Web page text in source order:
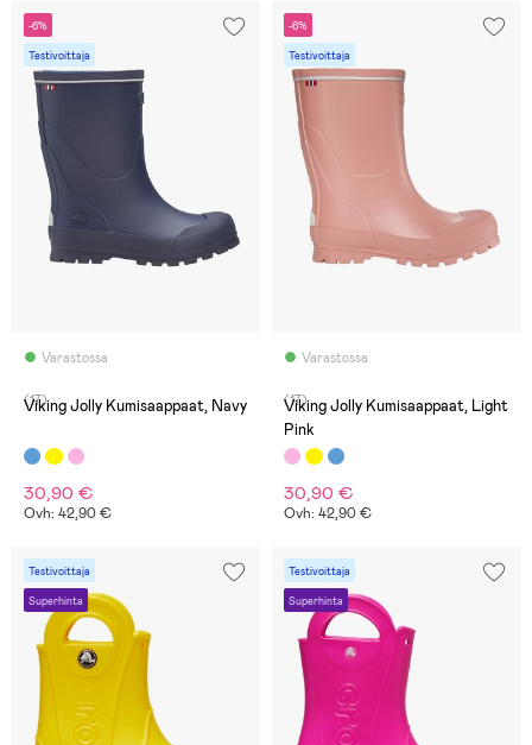
-6%
Testivoittaja
Varastossa
(17)
Viking Jolly Kumisaappaat, Navy
30,90 €
Ovh: 42,90 €
-6%
Testivoittaja
Varastossa
(17)
Viking Jolly Kumisaappaat, Light
Pink
30,90 €
Ovh: 42,90 €
Testivoittaja
Superhinta
Testivoittaja
Superhinta